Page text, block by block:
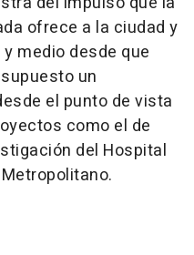
ofrece a la ciudad y
medio desde que
un
el punto de vista
como el de
del Hospital